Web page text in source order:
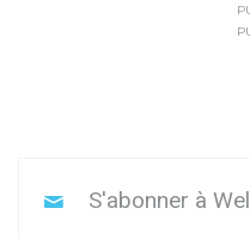
S'abonner à